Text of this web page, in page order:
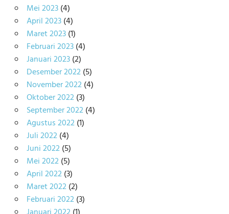
Mei 2023(4)
April 2023(4)
Maret 2023(1)
Februari 2023(4)
Januari 2023(2)
Desember 2022(5)
November 2022(4)
Oktober 2022(3)
September 2022(4)
Agustus 2022(1)
Juli 2022(4)
Juni 2022(5)
Mei 2022(5)
April 2022(3)
Maret 2022(2)
Februari 2022(3)